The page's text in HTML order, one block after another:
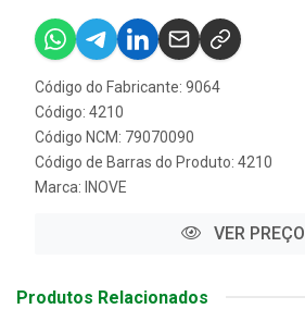
Código do Fabricante: 9064
Código: 4210
Código NCM: 79070090
Código de Barras do Produto: 4210
Marca: INOVE
VER PREÇO
Produtos Relacionados